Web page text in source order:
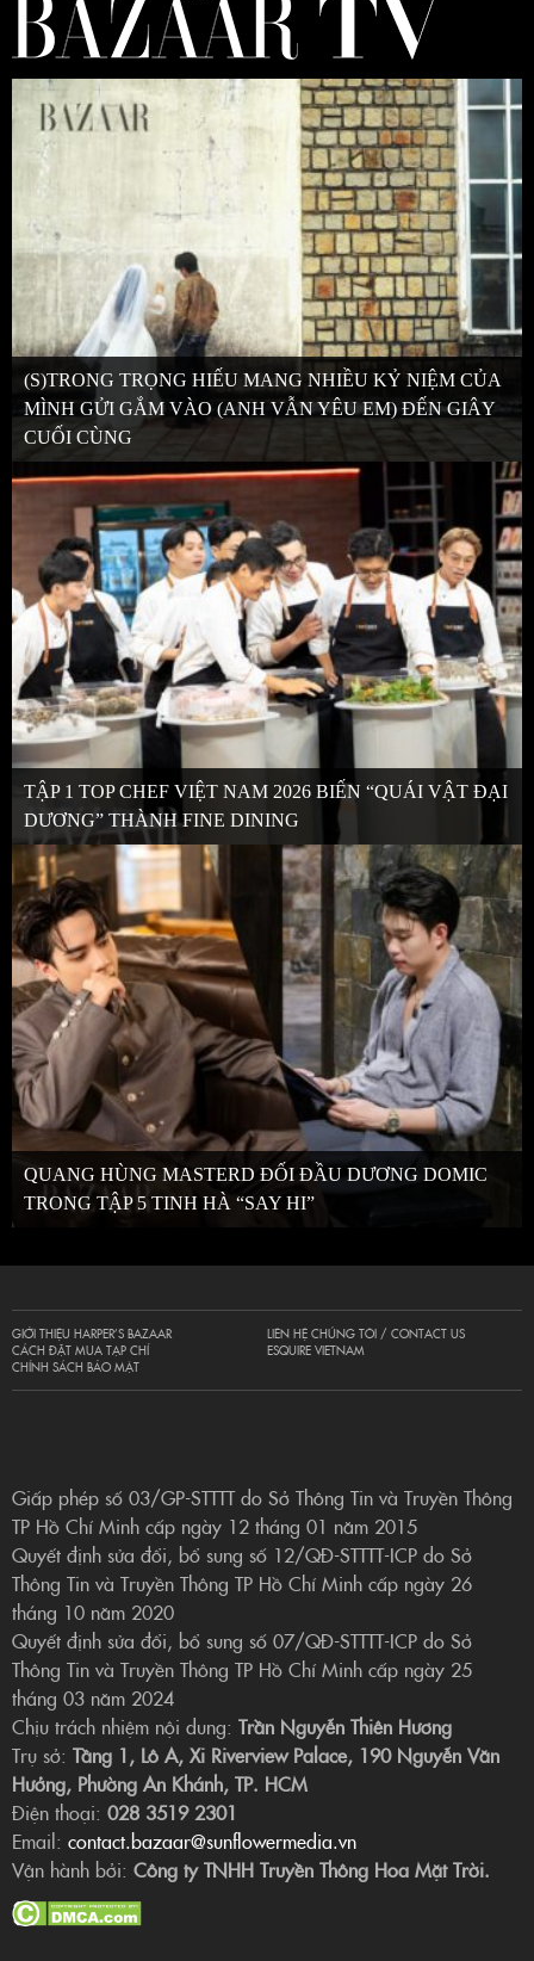
(S)TRONG TRỌNG HIẾU MANG NHIỀU KỶ NIỆM CỦA
MÌNH GỬI GẮM VÀO (ANH VẪN YÊU EM) ĐẾN GIÂY
CUỐI CÙNG
TẬP 1 TOP CHEF VIỆT NAM 2026 BIẾN “QUÁI VẬT ĐẠI
DƯƠNG” THÀNH FINE DINING
QUANG HÙNG MASTERD ĐỐI ĐẦU DƯƠNG DOMIC
TRONG TẬP 5 TINH HÀ “SAY HI”
GIỚI THIỆU HARPER’S BAZAAR
CÁCH ĐẶT MUA TẠP CHÍ
CHÍNH SÁCH BẢO MẬT
LIÊN HỆ CHÚNG TÔI / CONTACT US
ESQUIRE VIETNAM
Giấp phép số 03/GP-STTTT do Sở Thông Tin và Truyền Thông
TP Hồ Chí Minh cấp ngày 12 tháng 01 năm 2015
Quyết định sửa đổi, bổ sung số 12/QĐ-STTTT-ICP do Sở
Thông Tin và Truyền Thông TP Hồ Chí Minh cấp ngày 26
tháng 10 năm 2020
Quyết định sửa đổi, bổ sung số 07/QĐ-STTTT-ICP do Sở
Thông Tin và Truyền Thông TP Hồ Chí Minh cấp ngày 25
tháng 03 năm 2024
Chịu trách nhiệm nội dung: Trần Nguyễn Thiên Hương
Trụ sở: Tầng 1, Lô A, Xi Riverview Palace, 190 Nguyễn Văn
Hưởng, Phường An Khánh, TP. HCM
Điện thoại: 028 3519 2301
Email: contact.bazaar@sunflowermedia.vn
Vận hành bởi: Công ty TNHH Truyền Thông Hoa Mặt Trời.